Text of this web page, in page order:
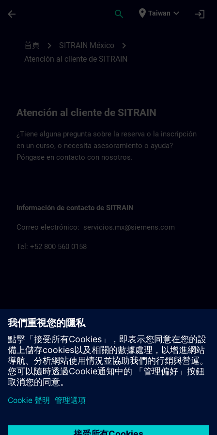
arrow_back search place Taiwan expand_more login
首頁 chevron_right SITRAIN México chevron_right
Atención al cliente de SITRAIN
Atención al cliente de SITRAIN
¿Tiene alguna pregunta sobre la reserva o la inscripción
en un curso, o necesita asesoramiento o ayuda?
Póngase en contacto con nosotros.
Información de contacto de SITRAIN
Correo electrónico: servicios.mx@siemens.com
Tel: +52 800 560 0158